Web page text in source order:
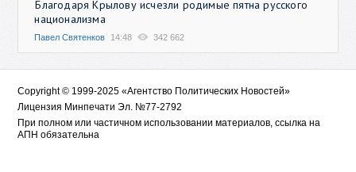
Благодаря Крылову исчезли родимые пятна русского
национализма
Павел Святенков 14:48 342 662
Copyright © 1999-2025 «Агентство Политических Новостей»
Лицензия Минпечати Эл. №77-2792
При полном или частичном использовании материалов, ссылка на
АПН обязательна